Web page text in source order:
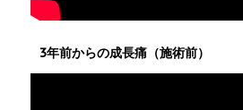
3年前からの成長痛（施術前）